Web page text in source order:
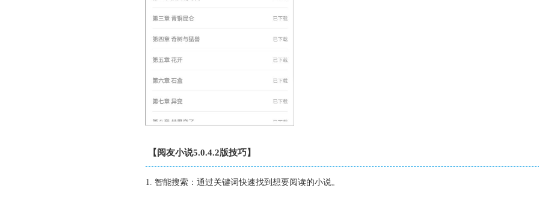
【阅友小说5.0.4.2版技巧】
1. 智能搜索：通过关键词快速找到想要阅读的小说。